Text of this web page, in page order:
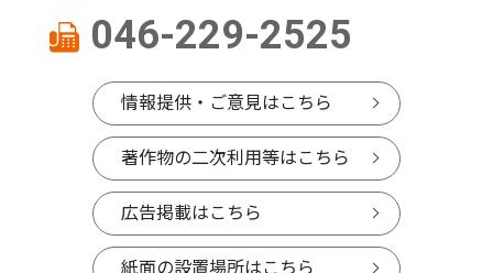
046-229-2525
情報提供・ご意見はこちら
著作物の二次利用等はこちら
広告掲載はこちら
紙面の設置場所はこちら